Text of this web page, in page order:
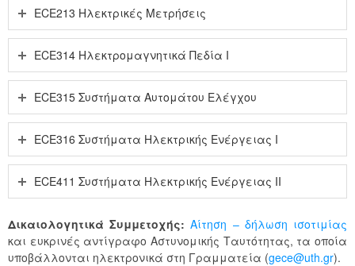
ECE213 Ηλεκτρικές Μετρήσεις
ECE314 Ηλεκτρομαγνητικά Πεδία I
ECE315 Συστήματα Αυτομάτου Ελέγχου
ECE316 Συστήματα Ηλεκτρικής Ενέργειας Ι
ECE411 Συστήματα Ηλεκτρικής Ενέργειας ΙΙ
Δικαιολογητικά Συμμετοχής: Αίτηση – δήλωση ισοτιμίας
και ευκρινές αντίγραφο Αστυνομικής Ταυτότητας, τα οποία
υποβάλλονται ηλεκτρονικά στη Γραμματεία (gece@uth.gr).